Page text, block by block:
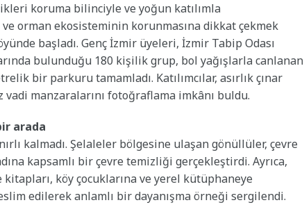
koruma bilinciyle ve yoğun katılımla
orman ekosisteminin korunmasına dikkat çekmek
başladı. Genç İzmir üyeleri, İzmir Tabip Odası
bulunduğu 180 kişilik grup, bol yağışlarla canlanan
bir parkuru tamamladı. Katılımcılar, asırlık çınar
manzaralarını fotoğraflama imkânı buldu.
arada
kalmadı. Şelaleler bölgesine ulaşan gönüllüler, çevre
kapsamlı bir çevre temizliği gerçekleştirdi. Ayrıca,
kitapları, köy çocuklarına ve yerel kütüphaneye
edilerek anlamlı bir dayanışma örneği sergilendi.